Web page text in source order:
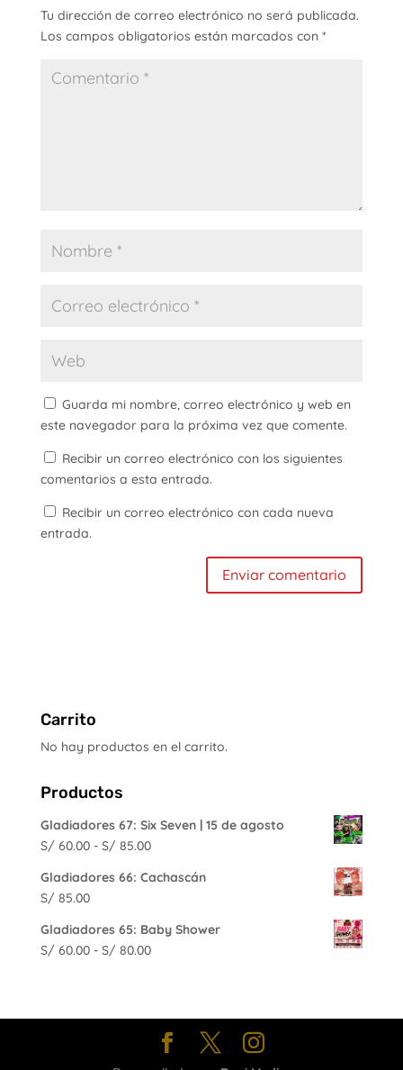
Tu dirección de correo electrónico no será publicada.
Los campos obligatorios están marcados con *
Guarda mi nombre, correo electrónico y web en
este navegador para la próxima vez que comente.
Recibir un correo electrónico con los siguientes
comentarios a esta entrada.
Recibir un correo electrónico con cada nueva
entrada.
Carrito
No hay productos en el carrito.
Productos
Gladiadores 67: Six Seven | 15 de agosto
S/ 60.00 - S/ 85.00Rango
precios:
S/ 60.00
hasta
Gladiadores 66: Cachascán
S/ 85.00
Gladiadores 65: Baby Shower
S/ 60.00 - S/ 80.00Rango
S/ 60.00
hasta